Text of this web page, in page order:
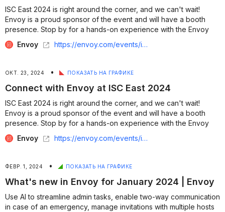
ISC East 2024 is right around the corner, and we can't wait!
Envoy is a proud sponsor of the event and will have a booth
presence. Stop by for a hands-on experience with the Envoy
all-in-one workplace platform, including a live demo of our new
facial reco...
Envoy https://envoy.com/events/isc-east-2024
ОКТ. 23, 2024 • ПОКАЗАТЬ НА ГРАФИКЕ
Connect with Envoy at ISC East 2024
ISC East 2024 is right around the corner, and we can't wait!
Envoy is a proud sponsor of the event and will have a booth
presence. Stop by for a hands-on experience with the Envoy
all-in-one workplace platform, including a live demo of our new
facial reco...
Envoy https://envoy.com/events/ics-east-2024
ФЕВР. 1, 2024 • ПОКАЗАТЬ НА ГРАФИКЕ
What's new in Envoy for January 2024 | Envoy
Use AI to streamline admin tasks, enable two-way communication
in case of an emergency, manage invitations with multiple hosts